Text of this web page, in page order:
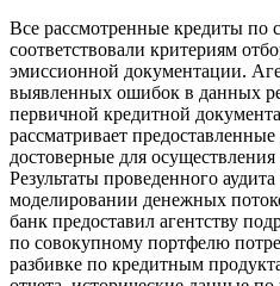
Все рассмотренные кредиты по
соответствовали критериям
эмиссионной документации.
выявленных ошибок в данных
первичной кредитной
рассматривает
достоверные для
Результаты проведенного
моделировании денежных
банк предоставил агентству
по совокупному портфелю
разбивке по кредитным